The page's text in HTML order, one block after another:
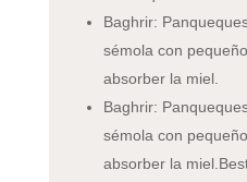
Baghrir:
sémola con
absorber la miel.
Baghrir:
sémola con
absorber la